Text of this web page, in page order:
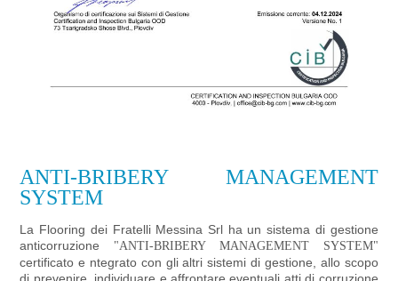
ANTI-BRIBERY MANAGEMENT
SYSTEM
La Flooring dei Fratelli Messina Srl ha un sistema di gestione
anticorruzione "ANTI-BRIBERY MANAGEMENT SYSTEM"
certificato e ntegrato con gli altri sistemi di gestione, allo scopo